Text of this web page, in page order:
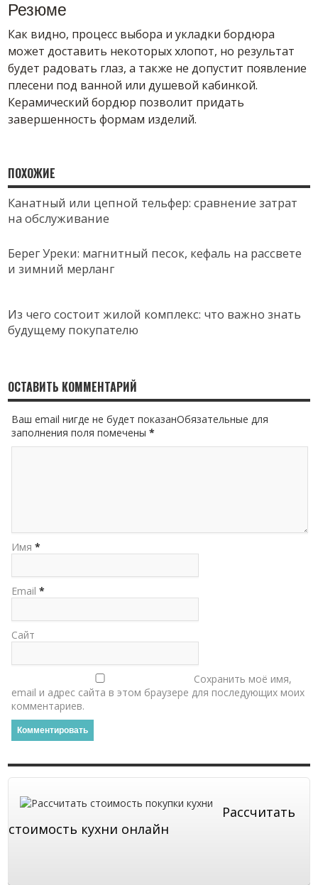
Резюме
Как видно, процесс выбора и укладки бордюра
может доставить некоторых хлопот, но результат
будет радовать глаз, а также не допустит появление
плесени под ванной или душевой кабинкой.
Керамический бордюр позволит придать
завершенность формам изделий.
ПОХОЖИЕ
Канатный или цепной тельфер: сравнение затрат
на обслуживание
Берег Уреки: магнитный песок, кефаль на рассвете
и зимний мерланг
Из чего состоит жилой комплекс: что важно знать
будущему покупателю
ОСТАВИТЬ КОММЕНТАРИЙ
Ваш email нигде не будет показанОбязательные для
заполнения поля помечены*
Имя *
Email *
Сайт
Сохранить моё имя,
email и адрес сайта в этом браузере для последующих моих
комментариев.
Рассчитать
стоимость кухни онлайн